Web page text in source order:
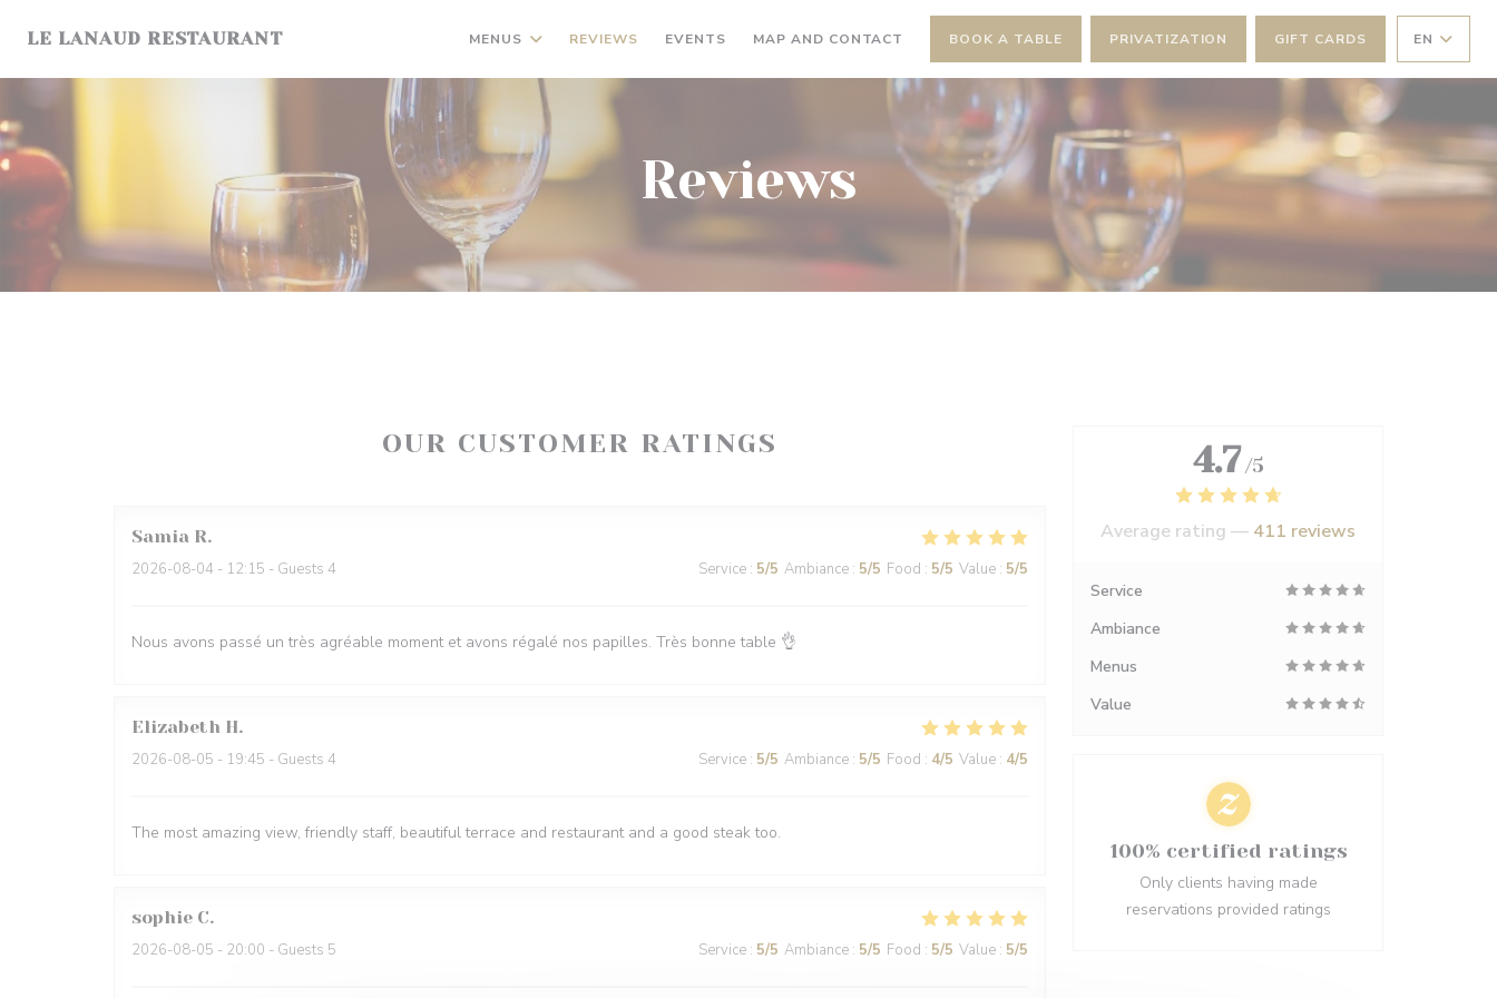
LE LANAUD RESTAURANT MENUS REVIEWS EVENTS MAP AND CONTACT BOOK A TABLE PRIVATIZATION GIFT CARDS EN
Reviews
OUR CUSTOMER RATINGS
Samia R
2026-08-04 - 12:15 - Guests 4 Service : 5/5 Ambiance : 5/5 Food : 5/5 Value : 5/5
Nous avons passé un très agréable moment et avons régalé nos papilles. Très bonne table 👌
Elizabeth H
2026-08-05 - 19:45 - Guests 4 Service : 5/5 Ambiance : 5/5 Food : 4/5 Value : 4/5
The most amazing view, friendly staff, beautiful terrace and restaurant and a good steak too.
sophie C
2026-08-05 - 20:00 - Guests 5 Service : 5/5 Ambiance : 5/5 Food : 5/5 Value : 5/5
4.7 /5
Average rating — 411 reviews
Service
Ambiance
Menus
Value
100% certified ratings
Only clients having made
reservations provided ratings